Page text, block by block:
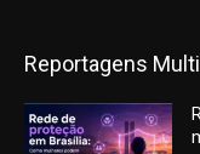
Reportagens